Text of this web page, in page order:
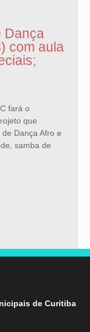
Dança
com aula
fará o
que
Dança Afro e
samba de
de Curitiba